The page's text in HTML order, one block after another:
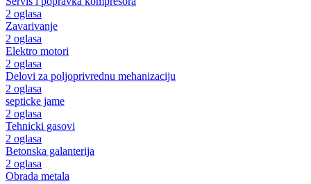
2 oglasa
Zavarivanje
2 oglasa
Elektro motori
2 oglasa
Delovi za poljoprivrednu mehanizaciju
2 oglasa
septicke jame
2 oglasa
Tehnicki gasovi
2 oglasa
Betonska galanterija
2 oglasa
Obrada metala